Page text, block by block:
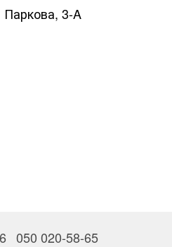
3-A
050 020-58-65